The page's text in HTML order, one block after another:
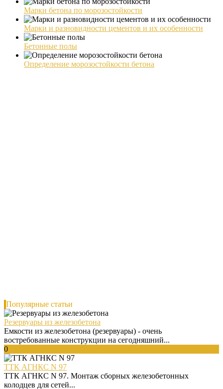
Марки бетона по морозостойкости
Марки и разновидности цементов и их особенности
Бетонные полы
Определение морозостойкости бетона
Популярные статьи
Резервуары из железобетона
Емкости из железобетона (резервуары) - очень
востребованные конструкции на сегодняшний...
0
ТТК АГНКС N 97
ТТК АГНКС N 97. Монтаж сборных железобетонных
колодцев для сетей...